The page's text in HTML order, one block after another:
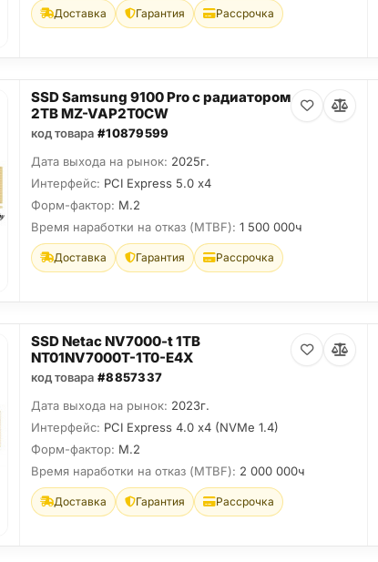
Доставка Гарантия Рассрочка
SSD Samsung 9100 Pro с радиатором
2TB MZ-VAP2T0CW
код товара #10879599
Дата выхода на рынок: 2025г.
Интерфейс: PCI Express 5.0 x4
Форм-фактор: M.2
Время наработки на отказ (МТBF): 1 500 000ч
Доставка Гарантия Рассрочка
SSD Netac NV7000-t 1TB
NT01NV7000T-1T0-E4X
код товара #8857337
Дата выхода на рынок: 2023г.
Интерфейс: PCI Express 4.0 x4 (NVMe 1.4)
Форм-фактор: M.2
Время наработки на отказ (МТBF): 2 000 000ч
Доставка Гарантия Рассрочка